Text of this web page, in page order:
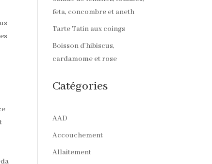
feta, concombre et aneth
Tarte Tatin aux coings
Boisson d’hibiscus,
cardamome et rose
Catégories
AAD
Accouchement
Allaitement